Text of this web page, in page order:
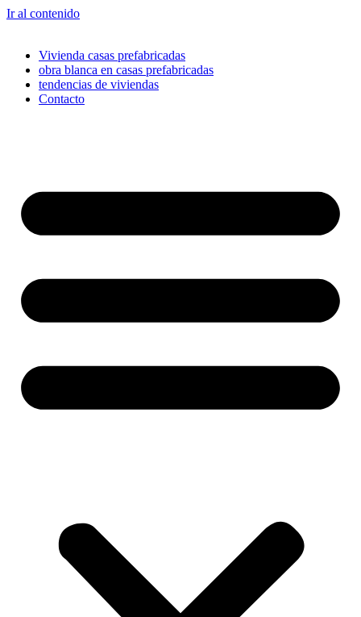
Ir al contenido
Vivienda casas prefabricadas
obra blanca en casas prefabricadas
tendencias de viviendas
Contacto